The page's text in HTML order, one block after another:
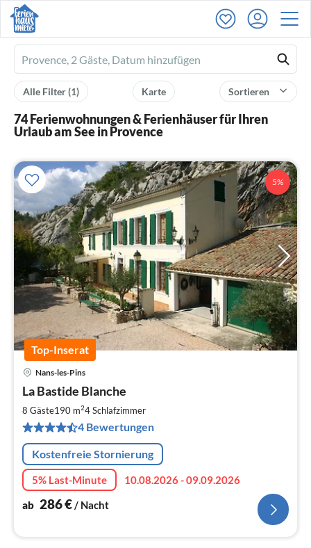
Ferienhausmiete
logo
Sortieren
Karte
Alle Filter(1)
74 Ferienwohnungen & Ferienhäuser für Ihren
Urlaub am See in Provence
5%
Top-Inserat
Nans-les-Pins
La Bastide Blanche
8 Gäste190 m24Schlafzimmer
4 Bewertungen
Kostenfreie Stornierung
5% Last-Minute
10.08.2026 - 09.09.2026
ab 286€/ Nacht